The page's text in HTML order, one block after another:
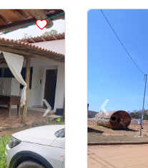
›Next ‹Previous